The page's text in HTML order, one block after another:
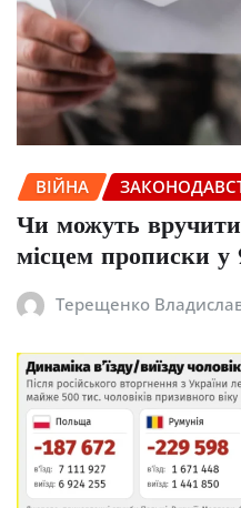
ВІЙНА
Чи можуть вручити
місцем прописки у
Терещенко